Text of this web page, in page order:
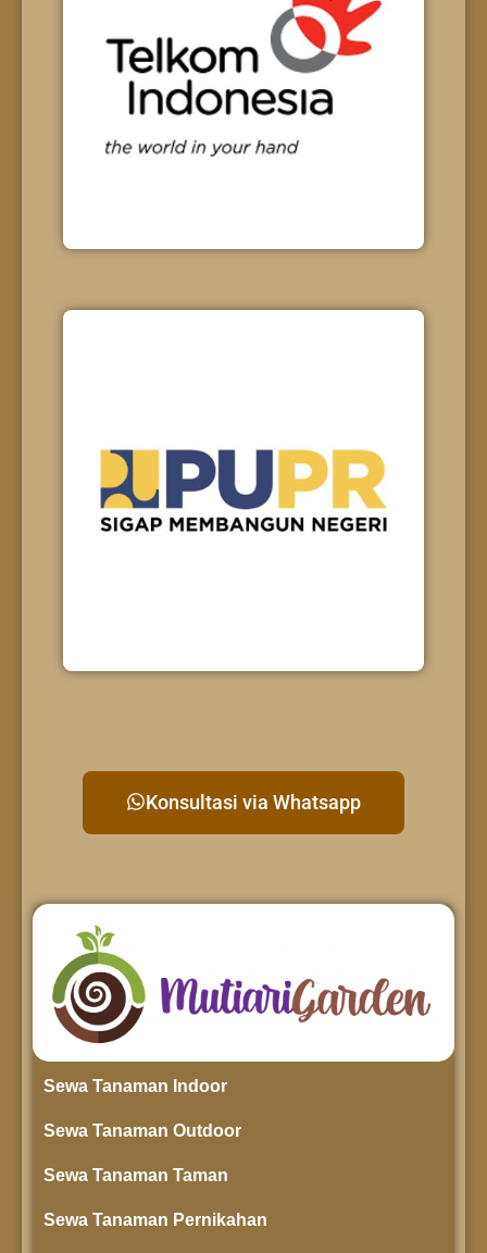
Konsultasi via Whatsapp
Sewa Tanaman Indoor
Sewa Tanaman Outdoor
Sewa Tanaman Taman
Sewa Tanaman Pernikahan